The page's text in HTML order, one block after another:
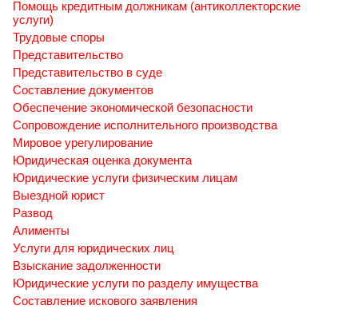
Помощь кредитным должникам (антиколлекторские
услуги)
Трудовые споры
Представительство
Представительство в суде
Составление документов
Обеспечение экономической безопасности
Сопровождение исполнительного производства
Мировое урегулирование
Юридическая оценка документа
Юридические услуги физическим лицам
Выездной юрист
Развод
Алименты
Услуги для юридических лиц
Взыскание задолженности
Юридические услуги по разделу имущества
Составление искового заявления